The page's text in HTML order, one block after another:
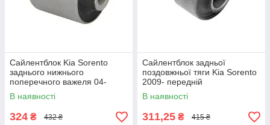
Сайлентблок Kia Sorento
заднього нижнього
поперечного важеля 04-
В наявності
324 ₴ 432 ₴
Сайлентблок задньої
поздовжньої тяги Kia Sorento
2009- передній
В наявності
311,25 ₴ 415 ₴